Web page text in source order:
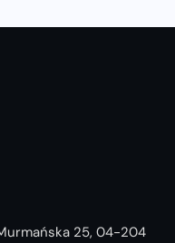
25, 04-204